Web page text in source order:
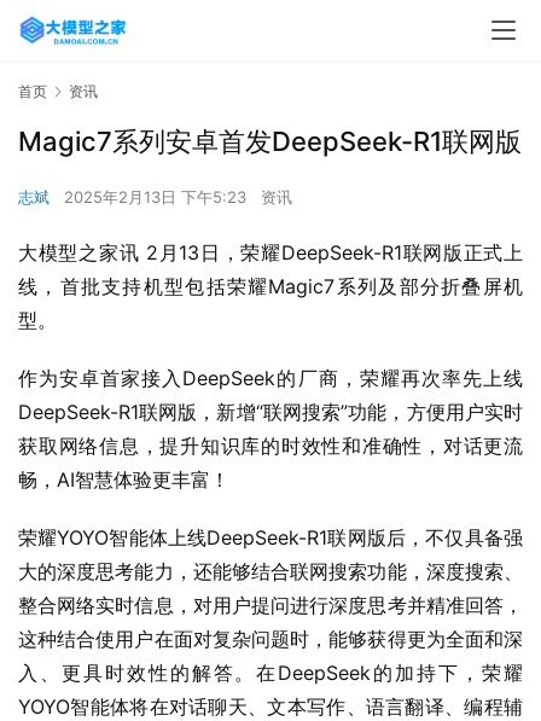
首页 资讯
Magic7系列安卓首发DeepSeek-R1联网版
志斌 2025年2月13日 下午5:23 资讯
大模型之家讯 2月13日，荣耀DeepSeek-R1联网版正式上
线，首批支持机型包括荣耀Magic7系列及部分折叠屏机
型。
作为安卓首家接入DeepSeek的厂商，荣耀再次率先上线
DeepSeek-R1联网版，新增“联网搜索”功能，方便用户实时
获取网络信息，提升知识库的时效性和准确性，对话更流
畅，AI智慧体验更丰富！
荣耀YOYO智能体上线DeepSeek-R1联网版后，不仅具备强
大的深度思考能力，还能够结合联网搜索功能，深度搜索、
整合网络实时信息，对用户提问进行深度思考并精准回答，
这种结合使用户在面对复杂问题时，能够获得更为全面和深
入、更具时效性的解答。在DeepSeek的加持下，荣耀
YOYO智能体将在对话聊天、文本写作、语言翻译、编程辅